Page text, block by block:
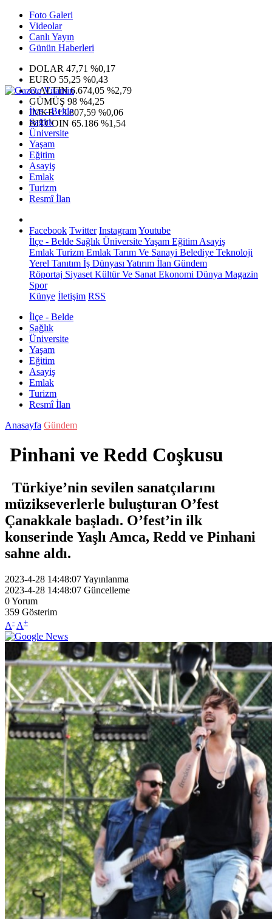
Foto Galeri
Videolar
Canlı Yayın
Günün Haberleri
DOLAR 47,71 %0,17
EURO 55,25 %0,43
G.ALTIN6.674,05 %2,79
GÜMÜŞ 98 %4,25
IMKB13.807,59 %0,06
BITCOIN 65.186 %1,54
İlçe - Belde
Sağlık
Üniversite
Yaşam
Eğitim
Asayiş
Emlak
Turizm
Resmî İlan
Facebook Twitter InstagramYoutube
İlçe - Belde Sağlık ÜniversiteYaşam Eğitim Asayiş
Emlak Turizm Emlak Tarım Ve Sanayi Belediye Teknoloji
Yerel Tanıtım İş Dünyası Yatırım İlan Gündem
Röportaj Siyaset Kültür Ve Sanat Ekonomi Dünya Magazin
Spor
Künye İletişim RSS
İlçe - Belde
Sağlık
Üniversite
Yaşam
Eğitim
Asayiş
Emlak
Turizm
Resmî İlan
Anasayfa Gündem
Pinhani ve Redd Coşkusu
Türkiye’nin sevilen sanatçılarını
müzikseverlerle buluşturan O’fest
Çanakkale başladı. O’fest’in ilk
konserinde Yaşlı Amca, Redd ve Pinhani
sahne aldı.
2023-4-28 14:48:07Yayınlanma
2023-4-28 14:48:07 Güncelleme
0Yorum
359 Gösterim
A- A+